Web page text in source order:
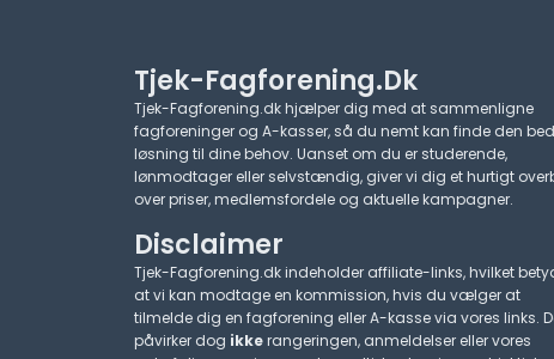
Tjek-Fagforening.dk
Tjek-Fagforening.dk hjælper dig med at sammenligne
fagforeninger og A-kasser, så du nemt kan finde den
løsning til dine behov. Uanset om du er studerende,
lønmodtager eller selvstændig, giver vi dig et hurtigt
over priser, medlemsfordele og aktuelle kampagner.​
Disclaimer
Tjek-Fagforening.dk indeholder affiliate-links, hvilket
at vi kan modtage en kommission, hvis du vælger at
tilmelde dig en fagforening eller A-kasse via vores links.
påvirker dog ikkerangeringen, anmeldelser eller vores